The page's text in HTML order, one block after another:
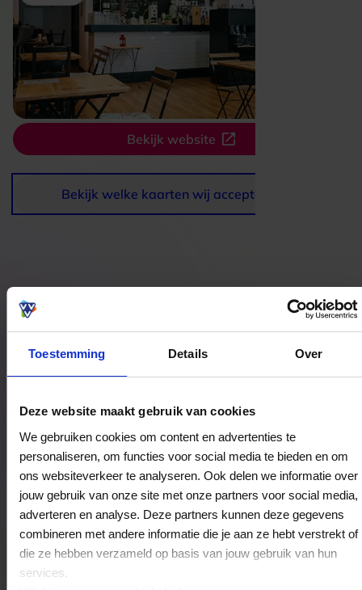
Toestemming Details Over
Deze website maakt gebruik van cookies
We gebruiken cookies om content en advertenties te
personaliseren, om functies voor social media te bieden en om
ons websiteverkeer te analyseren. Ook delen we informatie over
jouw gebruik van onze site met onze partners voor social media,
adverteren en analyse. Deze partners kunnen deze gegevens
combineren met andere informatie die je aan ze hebt verstrekt of
die ze hebben verzameld op basis van jouw gebruik van hun
services.
Bekijk website
Bekijk welke kaarten wij accepteren
Bestedingslocaties
Eet- en Koffiehuis De Kiosk
Sint Christoffelstraat 4
6041JS Roermond
Veelgestelde Vragen
Kan ik het saldo in delen besteden?